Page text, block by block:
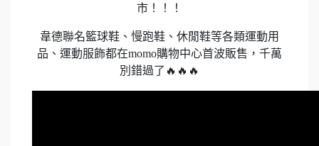
市！！！
韋德聯名籃球鞋、慢跑鞋、休閒鞋等各類運動用
品、運動服飾都在momo購物中心首波販售，千萬
別錯過了🔥🔥🔥